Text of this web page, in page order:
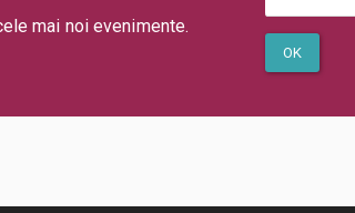
mai noi evenimente.
OK